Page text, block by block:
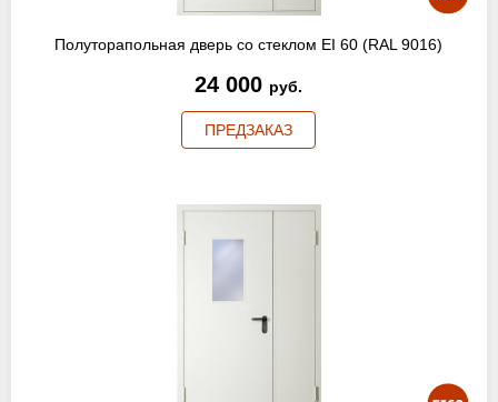
Полуторапольная дверь со стеклом EI 60 (RAL 9016)
24 000 руб.
ПРЕДЗАКАЗ